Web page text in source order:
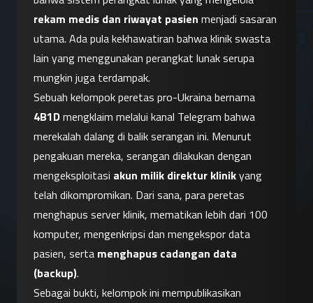
rekam medis dan riwayat pasien menjadi sasaran
utama. Ada pula kekhawatiran bahwa klinik swasta
lain yang menggunakan perangkat lunak serupa
mungkin juga terdampak.
4B1D mengklaim melalui kanal Telegram bahwa
merekalah dalang di balik serangan ini. Menurut
pengakuan mereka, serangan dilakukan dengan
mengeksploitasi akun milik direktur klinik yang
telah dikompromikan. Dari sana, para peretas
menghapus server klinik, mematikan lebih dari 100
komputer, mengenkripsi dan mengekspor data
pasien, serta menghapus cadangan data
(backup).
Sebagai bukti, kelompok ini mempublikasikan